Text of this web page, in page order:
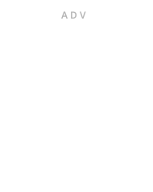
ADV